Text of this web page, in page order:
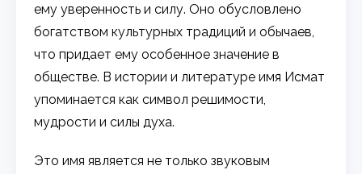
ему уверенность и силу. Оно обусловлено
богатством культурных традиций и обычаев,
что придает ему особенное значение в
обществе. В истории и литературе имя Исмат
упоминается как символ решимости,
мудрости и силы духа.
Это имя является не только звуковым